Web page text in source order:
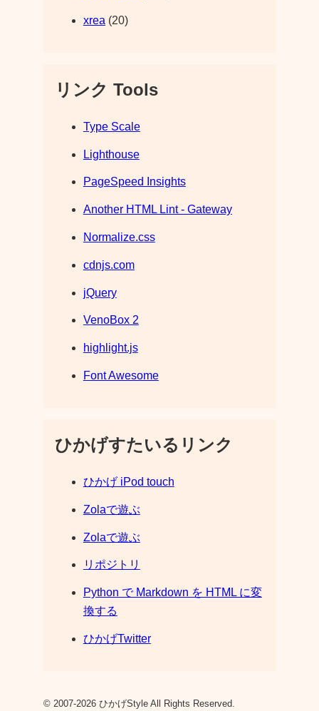
xrea (20)
リンク Tools
Type Scale
Lighthouse
PageSpeed Insights
Another HTML Lint - Gateway
Normalize.css
cdnjs.com
jQuery
VenoBox 2
highlight.js
Font Awesome
ひかげすたいるリンク
ひかげ iPod touch
Zolaで遊ぶ
Zolaで遊ぶ
リポジトリ
Python で Markdown を HTML に変
換する
ひかげTwitter
© 2007-2026 ひかげStyle All Rights Reserved.